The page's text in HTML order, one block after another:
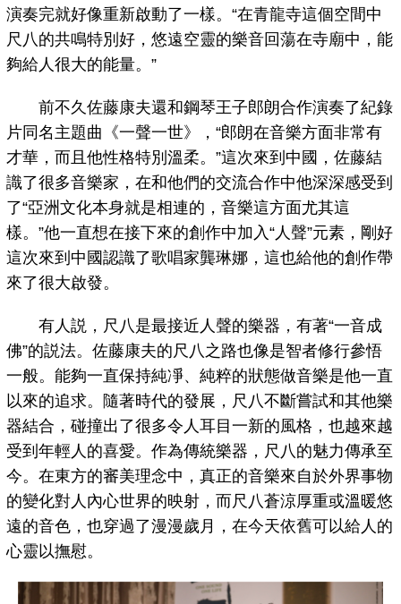
演奏完就好像重新啟動了一樣。“在青龍寺這個空間中
尺八的共鳴特別好，悠遠空靈的樂音回蕩在寺廟中，能
夠給人很大的能量。”
前不久佐藤康夫還和鋼琴王子郎朗合作演奏了紀錄
片同名主題曲《一聲一世》，“郎朗在音樂方面非常有
才華，而且他性格特別溫柔。”這次來到中國，佐藤結
識了很多音樂家，在和他們的交流合作中他深深感受到
了“亞洲文化本身就是相連的，音樂這方面尤其這
樣。”他一直想在接下來的創作中加入“人聲”元素，剛好
這次來到中國認識了歌唱家龔琳娜，這也給他的創作帶
來了很大啟發。
有人説，尺八是最接近人聲的樂器，有著“一音成
佛”的説法。佐藤康夫的尺八之路也像是智者修行參悟
一般。能夠一直保持純凈、純粹的狀態做音樂是他一直
以來的追求。隨著時代的發展，尺八不斷嘗試和其他樂
器結合，碰撞出了很多令人耳目一新的風格，也越來越
受到年輕人的喜愛。作為傳統樂器，尺八的魅力傳承至
今。在東方的審美理念中，真正的音樂來自於外界事物
的變化對人內心世界的映射，而尺八蒼涼厚重或溫暖悠
遠的音色，也穿過了漫漫歲月，在今天依舊可以給人的
心靈以撫慰。